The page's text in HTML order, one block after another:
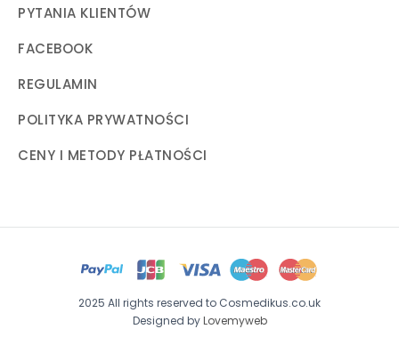
PYTANIA KLIENTÓW
FACEBOOK
REGULAMIN
POLITYKA PRYWATNOŚCI
CENY I METODY PŁATNOŚCI
2025 All rights reserved to Cosmedikus.co.uk
Designed byLovemyweb